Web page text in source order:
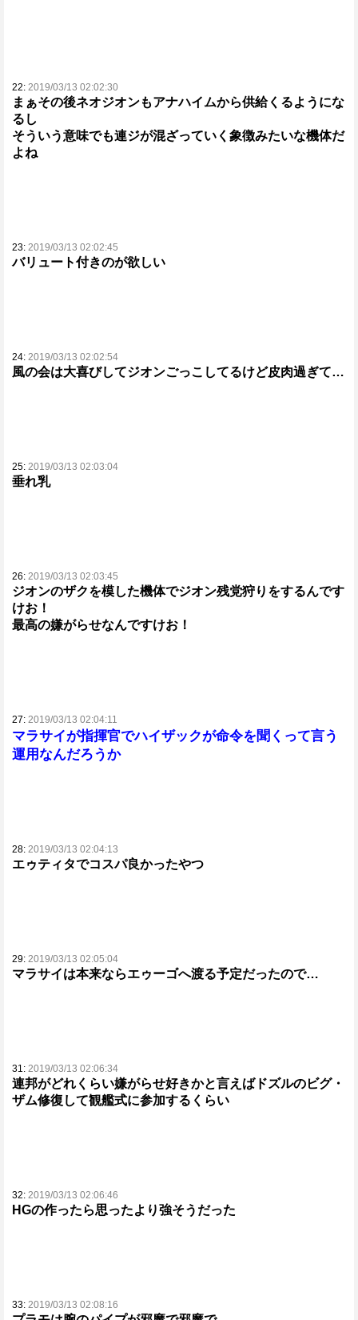
22: 2019/03/13 02:02:30
まぁその後ネオジオンもアナハイムから供給くるようにな
るし
そういう意味でも連ジが混ざっていく象徴みたいな機体だ
よね
23: 2019/03/13 02:02:45
バリュート付きのが欲しい
24: 2019/03/13 02:02:54
風の会は大喜びしてジオンごっこしてるけど皮肉過ぎて…
25: 2019/03/13 02:03:04
垂れ乳
26: 2019/03/13 02:03:45
ジオンのザクを模した機体でジオン残党狩りをするんです
けお！
最高の嫌がらせなんですけお！
27: 2019/03/13 02:04:11
マラサイが指揮官でハイザックが命令を聞くって言う
運用なんだろうか
28: 2019/03/13 02:04:13
エゥティタでコスパ良かったやつ
29: 2019/03/13 02:05:04
マラサイは本来ならエゥーゴへ渡る予定だったので…
31: 2019/03/13 02:06:34
連邦がどれくらい嫌がらせ好きかと言えばドズルのビグ・
ザム修復して観艦式に参加するくらい
32: 2019/03/13 02:06:46
HGの作ったら思ったより強そうだった
33: 2019/03/13 02:08:16